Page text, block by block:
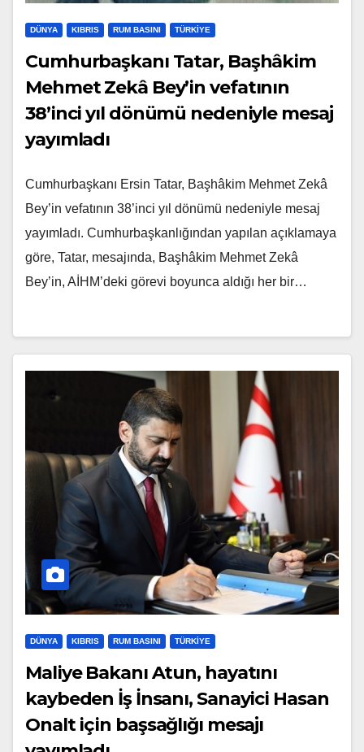
DÜNYA KIBRIS RUM BASINI TÜRKIYE
Cumhurbaşkanı Tatar, Başhâkim
Mehmet Zekâ Bey’in vefatının
38’inci yıl dönümü nedeniyle mesaj
yayımladı
Cumhurbaşkanı Ersin Tatar, Başhâkim Mehmet Zekâ
Bey’in vefatının 38’inci yıl dönümü nedeniyle mesaj
yayımladı. Cumhurbaşkanlığından yapılan açıklamaya
göre, Tatar, mesajında, Başhâkim Mehmet Zekâ
Bey’in, AİHM’deki görevi boyunca aldığı her bir…
DÜNYA KIBRIS RUM BASINI TÜRKIYE
Maliye Bakanı Atun, hayatını
kaybeden İş İnsanı, Sanayici Hasan
Onalt için başsağlığı mesajı